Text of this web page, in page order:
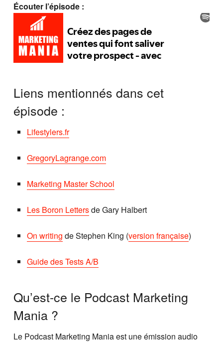
Écouter l’épisode :
Liens mentionnés dans cet
épisode :
Lifestylers.fr
GregoryLagrange.com
Marketing Master School
Les Boron Lettersde Gary Halbert
On writing de Stephen King (version française)
Guide des Tests A/B
Qu’est-ce le Podcast Marketing
Mania ?
Le Podcast Marketing Mania est une émission audio